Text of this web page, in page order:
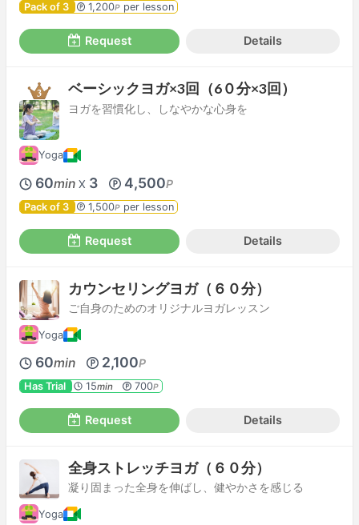
Pack of 3 1,200P per lesson
Request Details
ベーシックヨガ×3回（6０分×3回）
ヨガを習慣化し、しなやかな心身を
Yoga
60min X 3 4,500P
Pack of 3 1,500P per lesson
Request Details
カウンセリングヨガ（６０分）
ご自身のためのオリジナルヨガレッスン
Yoga
60min 2,100P
Has Trial 15min 700P
Request Details
全身ストレッチヨガ（６０分）
凝り固まった全身を伸ばし、健やかさを感じる
Yoga